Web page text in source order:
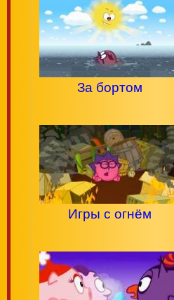
За бортом
Игры с огнём